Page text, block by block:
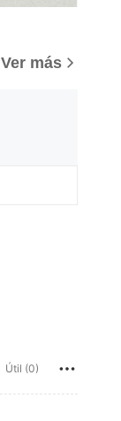
Ver más
Útil (0)